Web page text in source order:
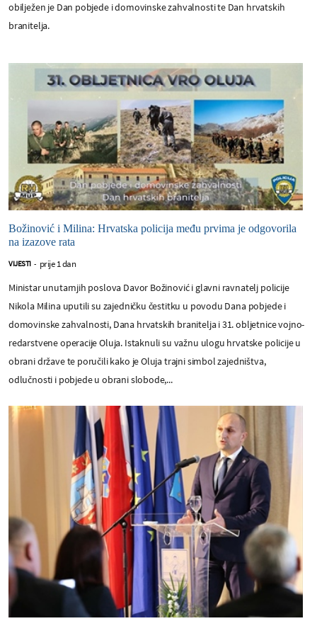
obilježen je Dan pobjede i domovinske zahvalnosti te Dan hrvatskih
branitelja.
Božinović i Milina: Hrvatska policija među prvima je odgovorila
na izazove rata
VIJESTI - prije 1 dan
Ministar unutarnjih poslova Davor Božinović i glavni ravnatelj policije
Nikola Milina uputili su zajedničku čestitku u povodu Dana pobjede i
domovinske zahvalnosti, Dana hrvatskih branitelja i 31. obljetnice vojno-
redarstvene operacije Oluja. Istaknuli su važnu ulogu hrvatske policije u
obrani države te poručili kako je Oluja trajni simbol zajedništva,
odlučnosti i pobjede u obrani slobode,...